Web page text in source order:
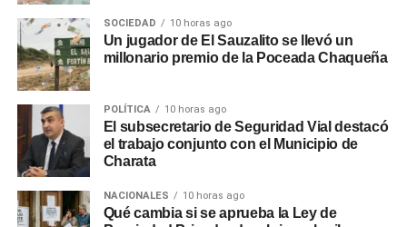
SOCIEDAD 10 horas ago
Un jugador de El Sauzalito se llevó un
millonario premio de la Poceada Chaqueña
POLÍTICA 10 horas ago
El subsecretario de Seguridad Vial destacó
el trabajo conjunto con el Municipio de
Charata
NACIONALES 10 horas ago
Qué cambia si se aprueba la Ley de